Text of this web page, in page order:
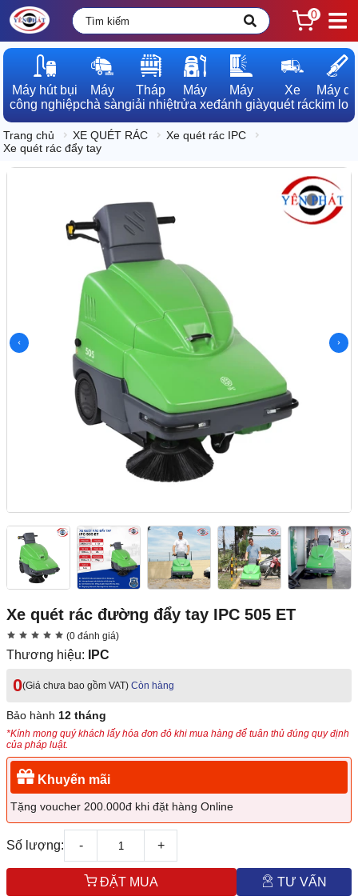
0
Máy hút bụi
công nghiệp
Máy
chà sàn
Tháp
giải nhiệt
Máy
rửa xe
Máy
đánh giày
Xe
quét rác
Máy dò
kim loại
Trang chủ XE QUÉT RÁC
Xe quét rác IPC
Xe quét rác đẩy tay
Xe quét rác đường đẩy tay IPC 505 ET
(0 đánh giá)
Thương hiệu: IPC
0(Giá chưa bao gồm VAT) Còn hàng
Bảo hành 12 tháng
*Kính mong quý khách lấy hóa đơn đỏ khi mua hàng để tuân thủ đúng quy định
của pháp luật.
Khuyến mãi
Tặng voucher 200.000đ khi đặt hàng Online
Số lượng: - +
ĐẶT MUA TƯ VẤN